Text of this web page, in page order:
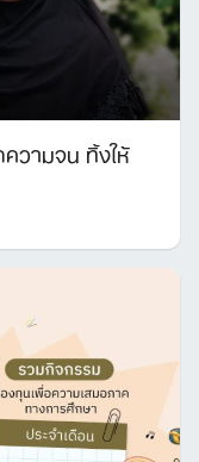
วามจน ทิ้งให้